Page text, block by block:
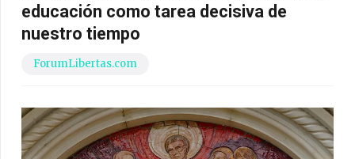
educación como tarea decisiva de
nuestro tiempo
ForumLibertas.com